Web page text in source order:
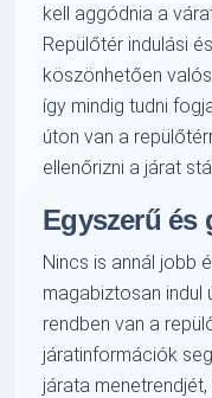
kell aggódnia a
Repülőtér indulási
köszönhetően
így mindig tudni
úton van a
ellenőrizni a járat
Egyszerű és
Nincs is annál jobb
magabiztosan indul
rendben van a
járatinformációk
járata